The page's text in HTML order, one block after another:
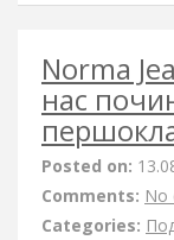
Norma
нас
Posted on:
Comments: No
Categories: